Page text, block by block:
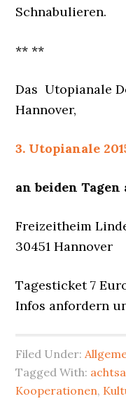
Schnabulieren.
** **
Das Utopianale
Hannover,
3. Utopianale
an beiden Tagen
Freizeitheim
30451 Hannover
Tagesticket 7
Infos anfordern
Filed Under:
Tagged With:
Kooperationen,